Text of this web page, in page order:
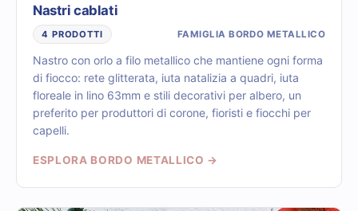
Nastri cablati
4 PRODOTTI FAMIGLIA BORDO METALLICO
Nastro con orlo a filo metallico che mantiene ogni forma
di fiocco: rete glitterata, iuta natalizia a quadri, iuta
floreale in lino 63mm e stili decorativi per albero, un
preferito per produttori di corone, fioristi e fiocchi per
capelli.
ESPLORA BORDO METALLICO